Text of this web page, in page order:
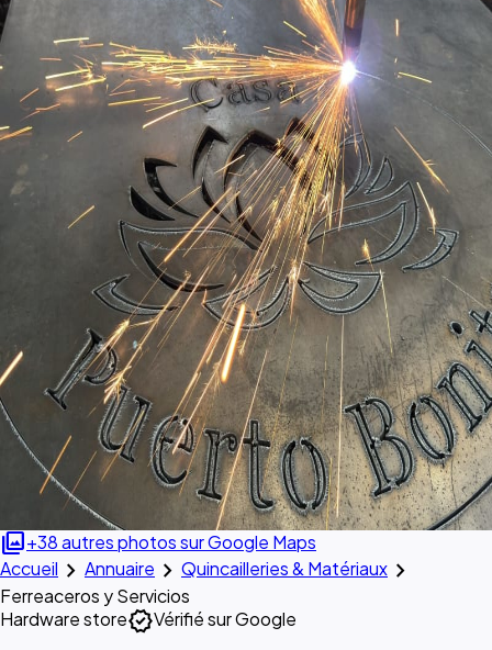
photo_library+38 autres photos sur Google Maps
Accueil chevron_right Annuaire chevron_right Quincailleries & Matériaux chevron_right
Ferreaceros y Servicios
Hardware storeverifiedVérifié sur Google